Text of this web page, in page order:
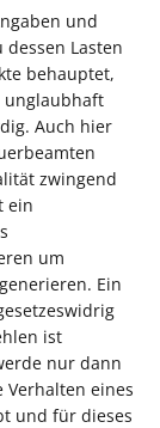
und
Lasten
behauptet,
unglaubhaft
Auch hier
zwingend
ein
um
Ein
ist
nur dann
Verhalten eines
und für dieses